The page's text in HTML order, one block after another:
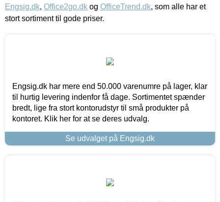
Engsig.dk, Office2go.dk og OfficeTrend.dk, som alle har et
stort sortiment til gode priser.
Engsig.dk har mere end 50.000 varenumre på lager, klar
til hurtig levering indenfor få dage. Sortimentet spænder
bredt, lige fra stort kontorudstyr til små produkter på
kontoret. Klik her for at se deres udvalg.
Se udvalget på Engsig.dk